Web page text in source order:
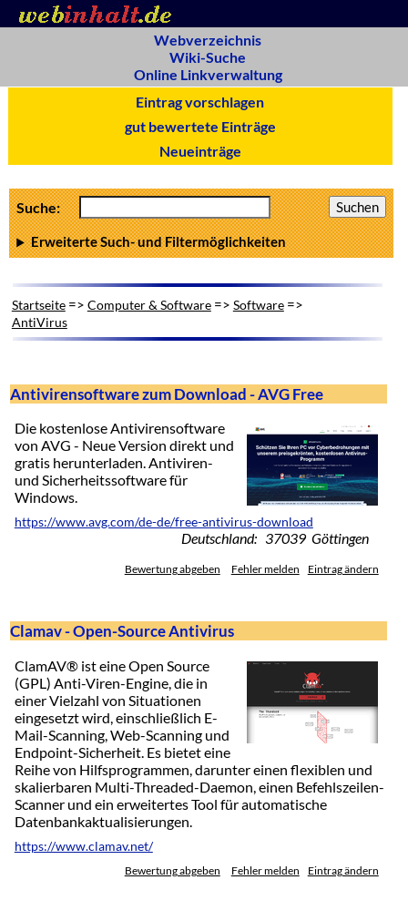
Webverzeichnis
Wiki-Suche
Online Linkverwaltung
Eintrag vorschlagen
gut bewertete Einträge
Neueinträge
Suche:
Erweiterte Such- und Filtermöglichkeiten
Startseite=> Computer & Software=> Software=>
AntiVirus
Antivirensoftware zum Download - AVG Free
Die kostenlose Antivirensoftware
von AVG - Neue Version direkt und
gratis herunterladen. Antiviren-
und Sicherheitssoftware für
Windows.
https://www.avg.com/de-de/free-antivirus-download
Deutschland: 37039 Göttingen
Bewertung abgeben Fehler melden Eintrag ändern
Clamav - Open-Source Antivirus
ClamAV® ist eine Open Source
(GPL) Anti-Viren-Engine, die in
einer Vielzahl von Situationen
eingesetzt wird, einschließlich E-
Mail-Scanning, Web-Scanning und
Endpoint-Sicherheit. Es bietet eine
Reihe von Hilfsprogrammen, darunter einen flexiblen und
skalierbaren Multi-Threaded-Daemon, einen Befehlszeilen-
Scanner und ein erweitertes Tool für automatische
Datenbankaktualisierungen.
https://www.clamav.net/
Bewertung abgeben Fehler melden Eintrag ändern